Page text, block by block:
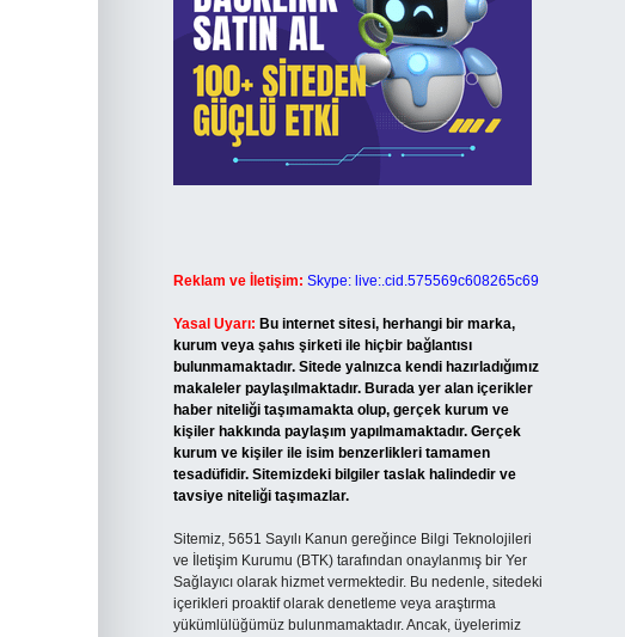
Reklam ve İletişim: Skype: live:.cid.575569c608265c69
Yasal Uyarı: Bu internet sitesi, herhangi bir marka,
kurum veya şahıs şirketi ile hiçbir bağlantısı
bulunmamaktadır. Sitede yalnızca kendi hazırladığımız
makaleler paylaşılmaktadır. Burada yer alan içerikler
haber niteliği taşımamakta olup, gerçek kurum ve
kişiler hakkında paylaşım yapılmamaktadır. Gerçek
kurum ve kişiler ile isim benzerlikleri tamamen
tesadüfidir. Sitemizdeki bilgiler taslak halindedir ve
tavsiye niteliği taşımazlar.
Sitemiz, 5651 Sayılı Kanun gereğince Bilgi Teknolojileri
ve İletişim Kurumu (BTK) tarafından onaylanmış bir Yer
Sağlayıcı olarak hizmet vermektedir. Bu nedenle, sitedeki
içerikleri proaktif olarak denetleme veya araştırma
yükümlülüğümüz bulunmamaktadır. Ancak, üyelerimiz